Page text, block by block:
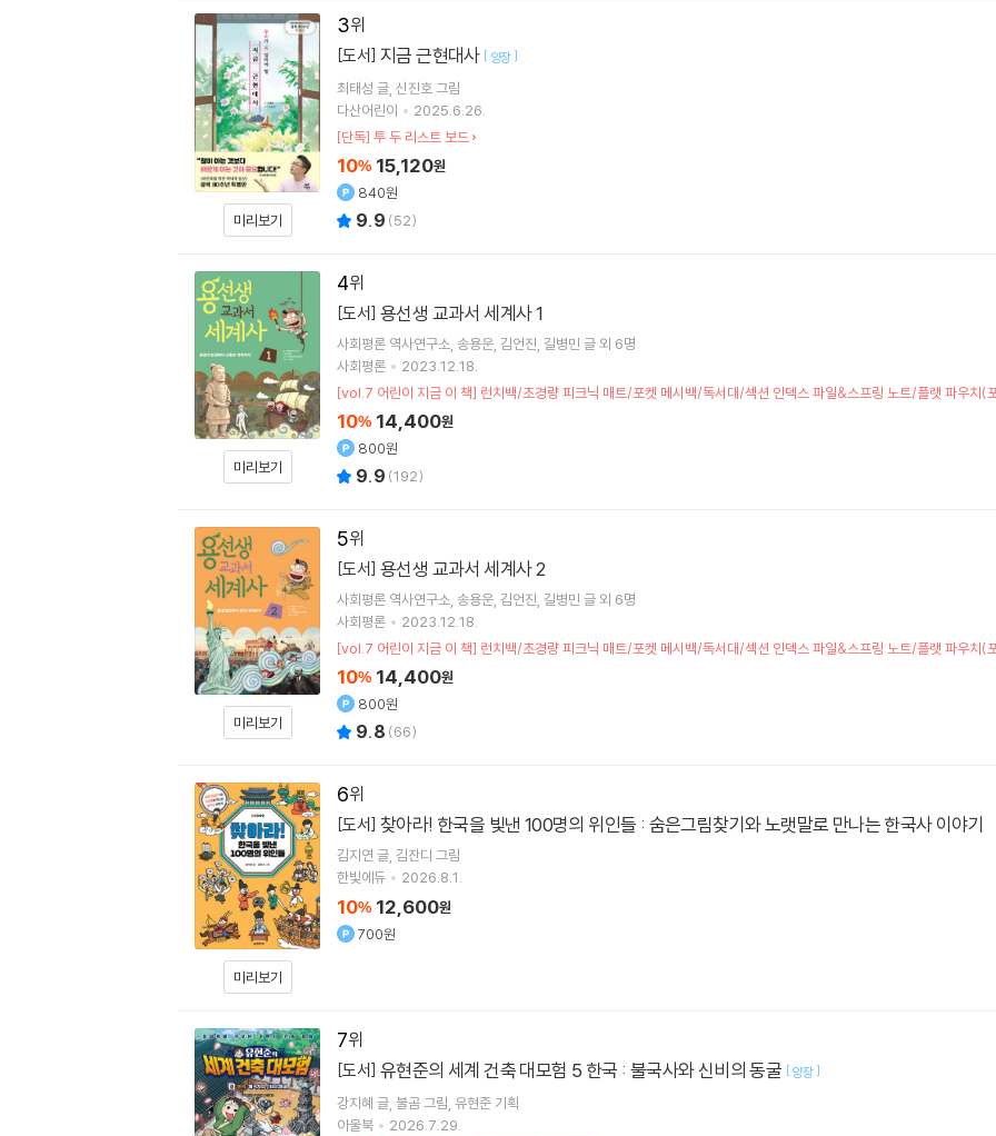
3
미리보기
[도서] 지금 근현대사 [ 양장]
최태성 글 신진호그림
다산어린이
2025.6.26.
[단독] 투 두 리스트 보드
10% 15,120원
840원
9.9 (52)
4
미리보기
[도서] 용선생 교과서 세계사 1
사회평론 역사연구소 송용운 김언진 길병민 글 외 6명
사회평론
2023.12.18.
[vol.7 어린이 지금 이 책] 런치백/초경량 피크닉 매트/포켓 메시백/독서대/섹션 인덱스 파일&스프링 노트/플랫 파우치(
10% 14,400원
800원
9.9 (192)
5
미리보기
[도서] 용선생 교과서 세계사 2
사회평론 역사연구소 송용운 김언진 길병민 글 외 6명
사회평론
2023.12.18.
[vol.7 어린이 지금 이 책] 런치백/초경량 피크닉 매트/포켓 메시백/독서대/섹션 인덱스 파일&스프링 노트/플랫 파우치(
10% 14,400원
800원
9.8 (66)
6
미리보기
[도서] 찾아라! 한국을 빛낸 100명의 위인들 : 숨은그림찾기와 노랫말로 만나는 한국사 이야기
김지연 글 김잔디 그림
한빛에듀
2026.8.1.
10% 12,600원
700원
7
[도서] 유현준의 세계 건축 대모험 5 한국 : 불국사와 신비의 동굴 [양장]
강지혜 글 불곰그림 유현준기획
아울북
2026.7.29.